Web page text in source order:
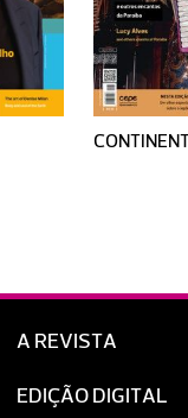
A REVISTA
EDIÇÃO DIGITAL